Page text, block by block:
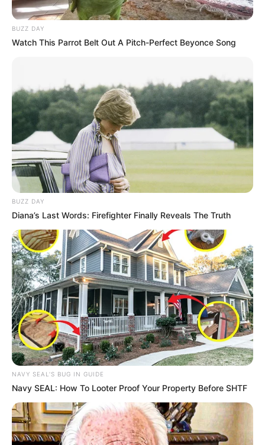
ΜΕ IBAN GR9501104880000048834149733
(ΣΤΟ ΟΝΟΜΑ ΕΥΤΥΧΙΑ ΝΙΚΑ) ΓΡΑΦΟΝΤΑΣ ΩΣ
ΔΙΚΑΙΟΛΟΓΙΑ “ΔΩΡΕΑ” ΚΑΙ ΑΝ ΘΕΛΕΤΕ ΚΑΙ ΤΟ
ΥΠΟΣΤΗΡΙΞΤΕ ΤΟΝ ΑΓΩΝΑ ΜΑΣ
Επισκεφτείτετο κανάλι μου στο youtubeαν
Ενημέρωση που δεν θα ακούσετε ποτέ από τα
κυρίαρχα ΜΜΕ… Υποστηρίξτε αυτόν τον αγώνα με
την εγγραφή, τα κόσμια σχόλια και τα λάικ σας…
FACEBOOK ΑΡΈΣΕΙ
YOUTUBE ΕΓΓΡΑΦΕΊΤΕ
EMAIL ΑΚΟΛΟΥΘΉΣΤΕ
BUZZ DAY
Watch This Parrot Belt Out A Pitch-Perfect Beyonce Song
BUZZ DAY
Diana’s Last Words: Firefighter Finally Reveals The Truth
NAVY SEAL'S BUG IN GUIDE
Navy SEAL: How To Looter Proof Your Property Before SHTF